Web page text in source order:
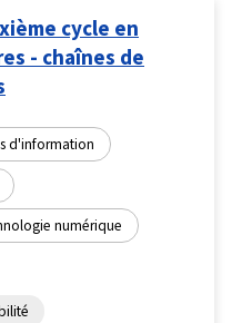
cycle en
- chaînes de
d'information
numérique